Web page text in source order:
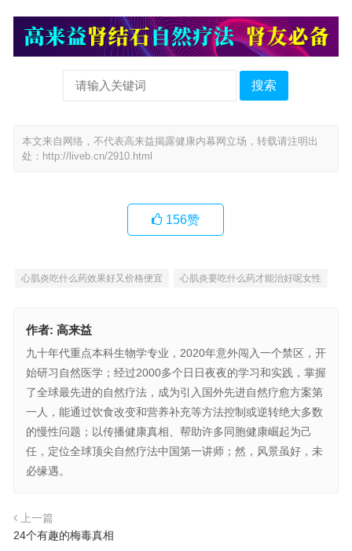
搜索
本文来自网络，不代表高来益揭露健康内幕网立场，转载请注明出
处： http://liveb.cn/2910.html
156赞
心肌炎吃什么药效果好又价格便宜 心肌炎要吃什么药才能治好呢女性
作者: 高来益
九十年代重点本科生物学专业，2020年意外闯入一个禁区，开
始研习自然医学；经过2000多个日日夜夜的学习和实践，掌握
了全球最先进的自然疗法，成为引入国外先进自然疗愈方案第
一人，能通过饮食改变和营养补充等方法控制或逆转绝大多数
的慢性问题；以传播健康真相、帮助许多同胞健康崛起为己
任，定位全球顶尖自然疗法中国第一讲师；然，风景虽好，未
必缘遇。
上一篇
24个有趣的梅毒真相